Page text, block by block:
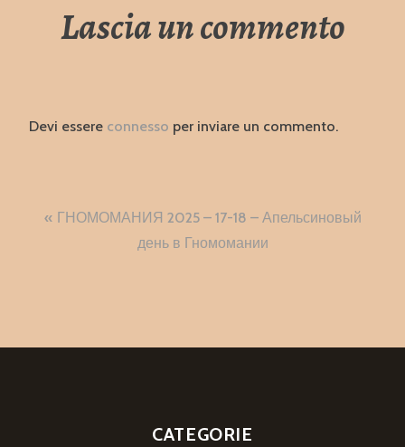
Lascia un commento
Devi essere connesso per inviare un commento.
Navigazione
ГНОМОМАНИЯ 2025 – 17-18 – Апельсиновый
день в Гномомании
CATEGORIE